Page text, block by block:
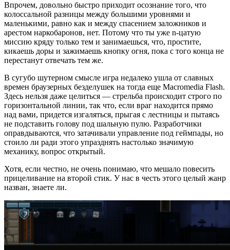
Впрочем, довольно быстро приходит осознание того, что
колоссальной разницы между большими уровнями и
маленькими, равно как и между спасением заложников и
арестом наркобаронов, нет. Потому что ты уже n-цатую
миссию кряду только тем и занимаешься, что, простите,
кикаешь доры и зажимаешь кнопку огня, пока с того конца не
перестанут отвечать тем же.
В сугубо шутерном смысле игра недалеко ушла от славных
времен браузерных безделушек на тогда еще Macromedia Flash.
Здесь нельзя даже целиться — стрельба происходит строго по
горизонтальной линии, так что, если враг находится прямо
над вами, придется изгаляться, прыгая с лестницы и пытаясь
не подставить голову под шальную пулю. Разработчики
оправдываются, что затачивали управление под геймпады, но
стоило ли ради этого упразднять настолько значимую
механику, вопрос открытый.
Хотя, если честно, не очень понимаю, что мешало повесить
прицеливание на второй стик. У нас в честь этого целый жанр
назван, знаете ли.